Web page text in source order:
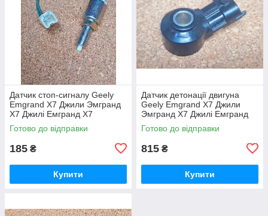
Датчик стоп-сигналу Geely
Emgrand X7 Джили Эмгранд
Х7 Джилі Емгранд Х7
Готово до відправки
185 ₴
Купити
Датчик детонації двигуна
Geely Emgrand X7 Джили
Эмгранд Х7 Джилі Емгранд
Х7
Готово до відправки
815 ₴
Купити